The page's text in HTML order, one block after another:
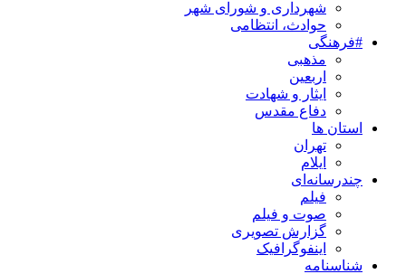
شهرداری و شورای شهر
حوادث، انتظامی
#فرهنگی
مذهبی
اربعین
ایثار و شهادت
دفاع مقدس
استان ها
تهران
ایلام
چندرسانه‌ای
فیلم
صوت و فیلم
گزارش تصویری
اینفوگرافیک
شناسنامه